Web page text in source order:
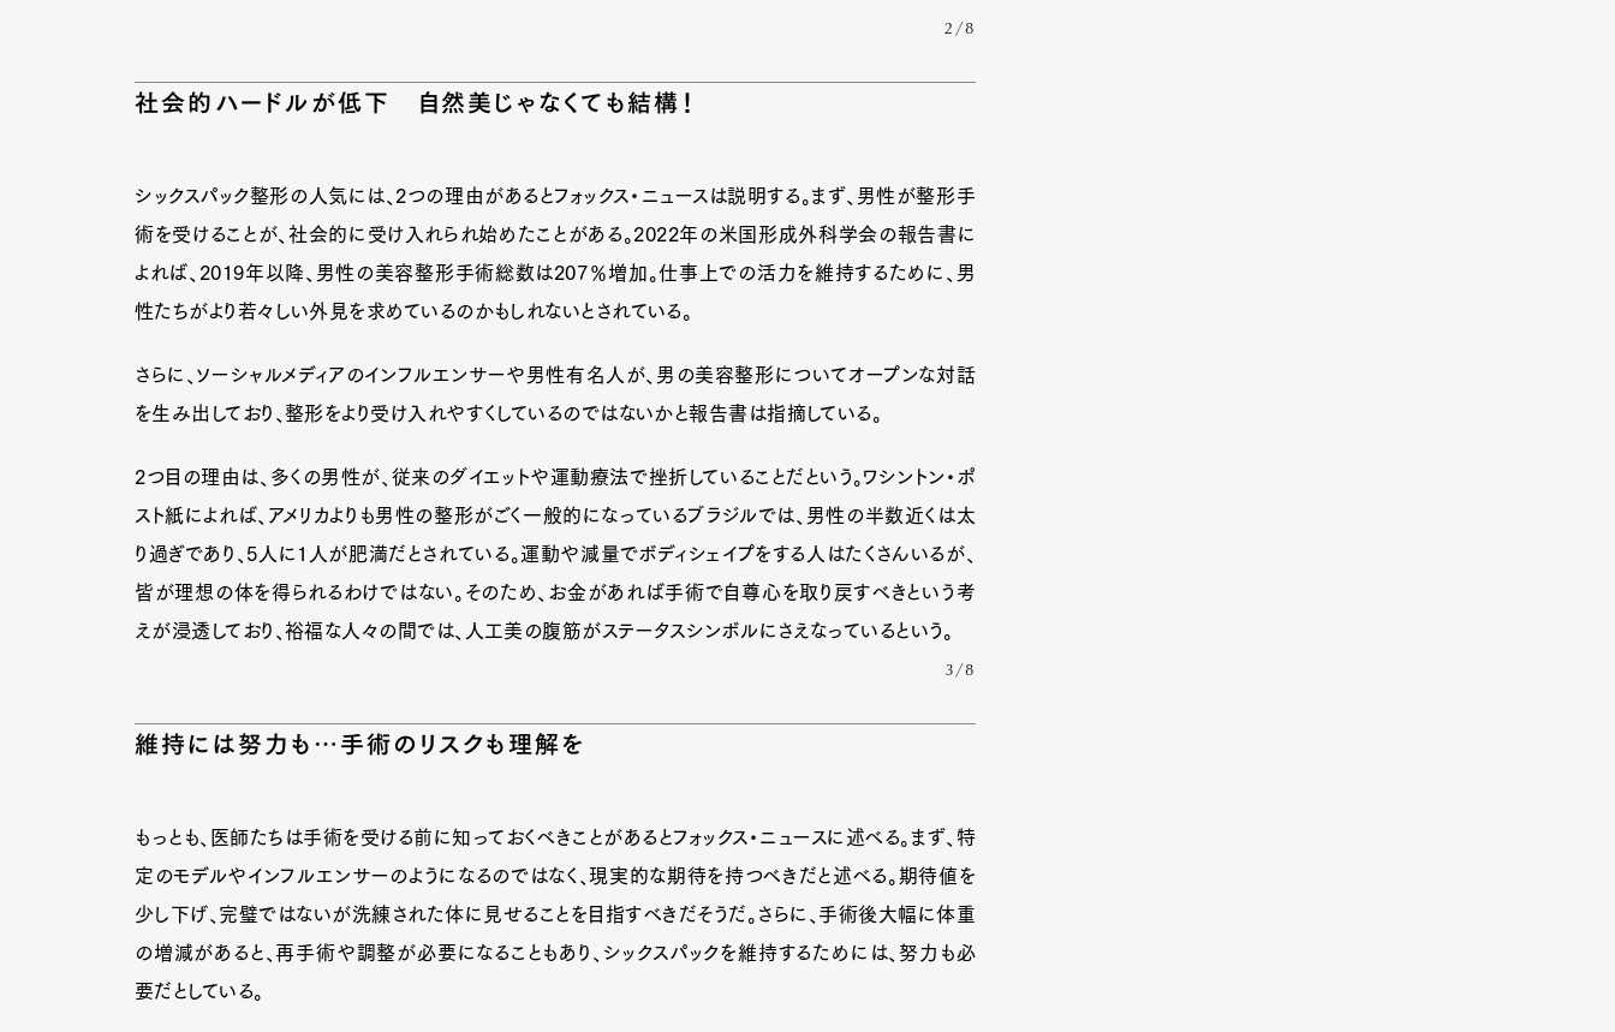
Gourmet
Cars Product
Culture
Lifestyle
2/8
社会的ハードルが低下 自然美じゃなくても結構！
シックスパック整形の人気には、2つの理由があるとフォックス・ニュースは説明する。まず、男性が整形手
術を受けることが、社会的に受け入れられ始めたことがある。2022年の米国形成外科学会の報告書に
よれば、2019年以降、男性の美容整形手術総数は207％増加。仕事上での活力を維持するために、男
性たちがより若々しい外見を求めているのかもしれないとされている。
さらに、ソーシャルメディアのインフルエンサーや男性有名人が、男の美容整形についてオープンな対話
を生み出しており、整形をより受け入れやすくしているのではないかと報告書は指摘している。
2つ目の理由は、多くの男性が、従来のダイエットや運動療法で挫折していることだという。ワシントン・ポ
スト紙によれば、アメリカよりも男性の整形がごく一般的になっているブラジルでは、男性の半数近くは太
り過ぎであり、5人に1人が肥満だとされている。運動や減量でボディシェイプをする人はたくさんいるが、
皆が理想の体を得られるわけではない。そのため、お金があれば手術で自尊心を取り戻すべきという考
えが浸透しており、裕福な人々の間では、人工美の腹筋がステータスシンボルにさえなっているという。
3/8
維持には努力も…手術のリスクも理解を
もっとも、医師たちは手術を受ける前に知っておくべきことがあるとフォックス・ニュースに述べる。まず、特
定のモデルやインフルエンサーのようになるのではなく、現実的な期待を持つべきだと述べる。期待値を
少し下げ、完璧ではないが洗練された体に見せることを目指すべきだそうだ。さらに、手術後大幅に体重
の増減があると、再手術や調整が必要になることもあり、シックスパックを維持するためには、努力も必
要だとしている。